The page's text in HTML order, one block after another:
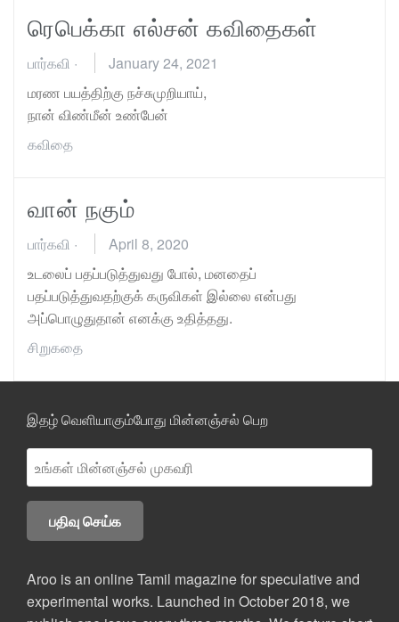
ரெபெக்கா எல்சன் கவிதைகள்
பார்கவி ·
January 24, 2021
மரண பயத்திற்கு நச்சுமுறியாய்,
நான் விண்மீன் உண்பேன்
கவிதை
வான் நகும்
பார்கவி ·
April 8, 2020
உடலைப் பதப்படுத்துவது போல், மனதைப்
பதப்படுத்துவதற்குக் கருவிகள் இல்லை என்பது
அப்பொழுதுதான் எனக்கு உதித்தது.
சிறுகதை
இதழ் வெளியாகும்போது மின்னஞ்சல் பெற
Aroo is an online Tamil magazine for speculative and
experimental works. Launched in October 2018, we